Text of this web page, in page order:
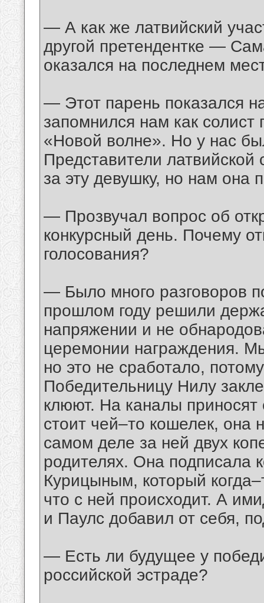
— А как же латвийский
другой претендентке —
оказался на последнем
— Этот парень показался
запомнился нам как
«Новой волне». Но у нас
Представители
за эту девушку, но нам она
— Прозвучал вопрос об
конкурсный день. Почему
голосования?
— Было много разговоров
прошлом году решили
напряжении и не
церемонии награждения.
но это не сработало,
Победительницу Нилу
клюют. На каналы
стоит чей–то кошелек,
самом деле за ней двух
родителях. Она подписала
Курицыным, который
что с ней происходит. А
и Паулс добавил от себя,
— Есть ли будущее у
российской эстраде?